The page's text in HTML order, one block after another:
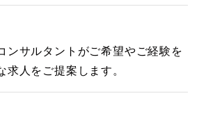
ンサルタントがご希望やご経験を
求人をご提案します。